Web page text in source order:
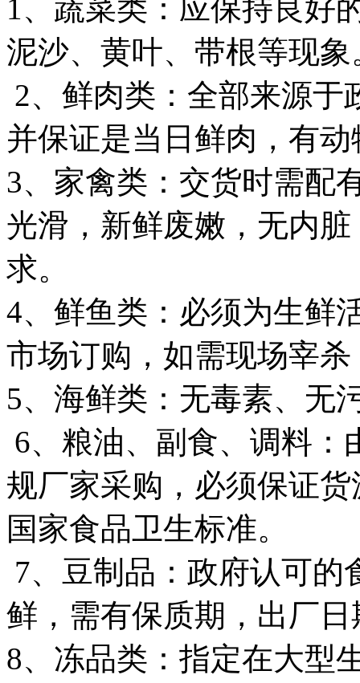
1、蔬菜类：应保持良好
泥沙、黄叶、带根等现象
2、鲜肉类：全部来源于
并保证是当日鲜肉，有
3、家禽类：交货时需配
光滑，新鲜废嫩，无内
求。
4、鲜鱼类：必须为生鲜
市场订购，如需现场宰
5、海鲜类：无毒素、无
6、粮油、副食、调料：
规厂家采购，必须保证
国家食品卫生标准。
7、豆制品：政府认可的
鲜，需有保质期，出厂日
8、冻品类：指定在大型